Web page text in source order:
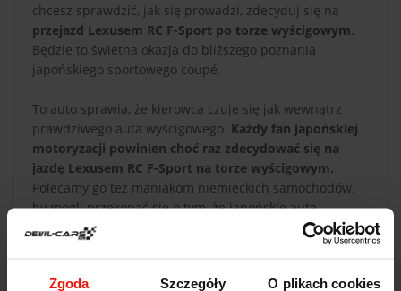
Zgoda Szczegóły O plikach cookies
chcesz sprawdzić, jak się prowadzi, zdecyduj się na
przejazd Lexusem RC F-Sport po torze wyścigowym.
Będzie to świetna okazja do bliższego poznania
japońskiego sportowego coupé.
To auto sprawia, że kierowca czuje się jak wewnątrz
prawdziwego auta wyścigowego. Każdy fan japońskiej
motoryzacji powinien choć raz zdecydować się na
jazdę Lexusem RC F-Sport na torze wyścigowym.
Polecamy go też maniakom niemieckich samochodów,
by mogli przekonać się o tym, że japońskie auta
sportowe wcale nie są gorsze, a wręcz przeciwnie!